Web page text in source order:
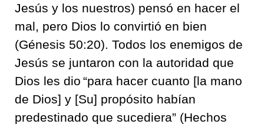
Jesús y los nuestros) pensó en hacer el
mal, pero Dios lo convirtió en bien
(Génesis 50:20). Todos los enemigos de
Jesús se juntaron con la autoridad que
Dios les dio “para hacer cuanto [la mano
de Dios] y [Su] propósito habían
predestinado que sucediera” (Hechos